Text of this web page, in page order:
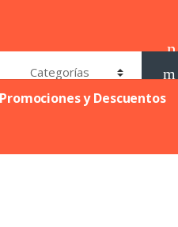
Promociones y Descuentos